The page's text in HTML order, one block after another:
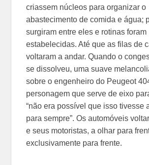
criassem núcleos para organizar o
abastecimento de comida e água;
surgiram entre eles e rotinas foram
estabelecidas. Até que as filas de
voltaram a andar. Quando o
se dissolveu, uma suave
sobre o engenheiro do Peugeot
personagem que serve de eixo
“não era possível que isso tivesse
para sempre”. Os automóveis
e seus motoristas, a olhar para
exclusivamente para frente.